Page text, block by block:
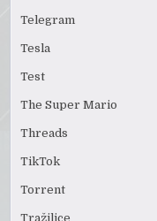
Telegram
Tesla
Test
The Super Mario
Threads
TikTok
Torrent
Tražilice